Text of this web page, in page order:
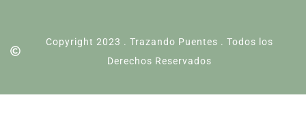
Copyright 2023 . Trazando Puentes . Todos los
Derechos Reservados